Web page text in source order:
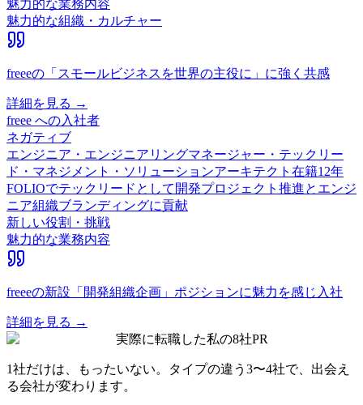
魅力的な業務内容
魅力的な組織・カルチャー
freeeの「スモールビジネスを世界の主役に」に強く共感
詳細を見る →
freee への入社者
ネガティブ
エンジニア・エンジニアリングマネージャー・テックリー
ド・マネジメント・ソリューションアーキテクト 在籍12年
FOLIOでテックリードとして開発プロジェクト推進とエンジ
ニア組織ブランディングに貢献
新しい役割・挑戦
魅力的な業務内容
freeeの新設「開発組織企画」ポジションに魅力を感じ入社
詳細を見る →
実際に転職した私の8社PR
1社だけは、もったいない。タイプの違う 3〜4社で、出会え
る会社が変わります。